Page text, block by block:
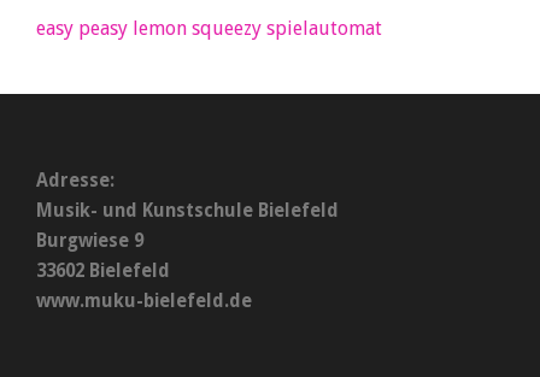
easy peasy lemon squeezy spielautomat
Adresse:
Musik- und Kunstschule Bielefeld
Burgwiese 9
33602 Bielefeld
www.muku-bielefeld.de